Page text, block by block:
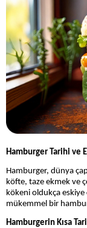
Hamburger Tarihi ve
Hamburger, dünya
köfte, taze ekmek ve
kökeni oldukça
mükemmel bir
Hamburgerin Kısa